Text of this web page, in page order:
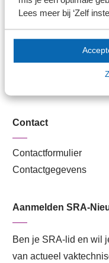
Lees meer bij ‘Zelf
Handige links
SRA-gecertificeerd
Contact
Contactformulier
Contactgegevens
Aanmelden SRA-
Ben je SRA-lid en wil
van actueel